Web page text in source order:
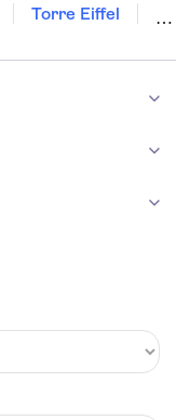
Torre Eiffel